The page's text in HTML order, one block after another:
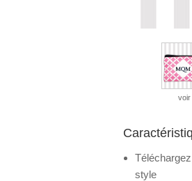
voir
style